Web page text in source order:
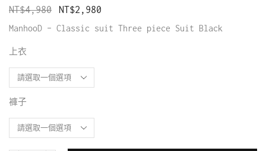
NT$4,980 NT$2,980
ManhooD – Classic suit Three piece Suit Black
上衣
褲子